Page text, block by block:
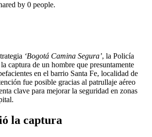
by 0 people.
‘Bogotá Camina Segura’, la Policía
captura de un hombre que presuntamente
en el barrio Santa Fe, localidad de
fue posible gracias al patrullaje aéreo
clave para mejorar la seguridad en zonas
la captura